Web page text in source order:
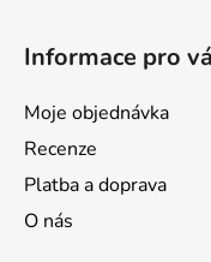
Informace pro
Moje objednávka
Recenze
Platba a doprava
O nás